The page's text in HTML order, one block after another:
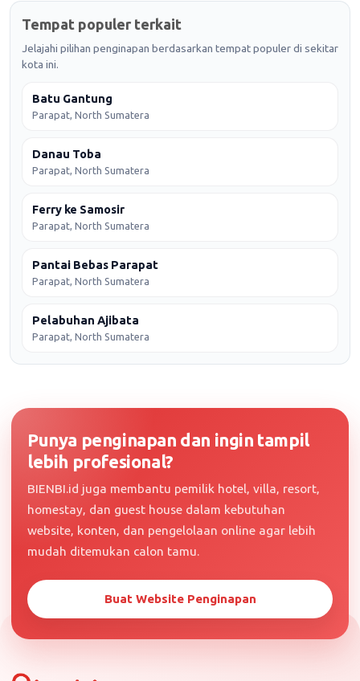
Tempat populer terkait
Jelajahi pilihan penginapan berdasarkan tempat populer di sekitar
kota ini.
Batu Gantung
Parapat, North Sumatera
Danau Toba
Parapat, North Sumatera
Ferry ke Samosir
Parapat, North Sumatera
Pantai Bebas Parapat
Parapat, North Sumatera
Pelabuhan Ajibata
Parapat, North Sumatera
Punya penginapan dan ingin tampil
lebih profesional?
BIENBI.id juga membantu pemilik hotel, villa, resort,
homestay, dan guest house dalam kebutuhan
website, konten, dan pengelolaan online agar lebih
mudah ditemukan calon tamu.
Buat Website Penginapan